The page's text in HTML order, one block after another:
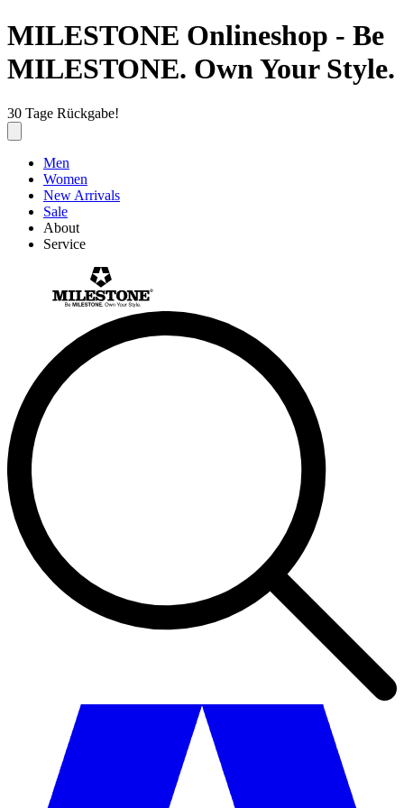
MILESTONE Onlineshop - Be
MILESTONE. Own Your Style.
30 Tage Rückgabe!
Men
Women
New Arrivals
Sale
About
Service